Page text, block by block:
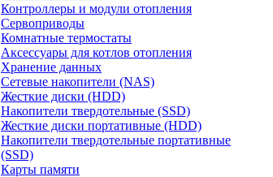
Контроллеры и модули отопления
Сервоприводы
Комнатные термостаты
Аксессуары для котлов отопления
Хранение данных
Сетевые накопители (NAS)
Жесткие диски (HDD)
Накопители твердотельные (SSD)
Жесткие диски портативные (HDD)
Накопители твердотельные портативные
(SSD)
Карты памяти